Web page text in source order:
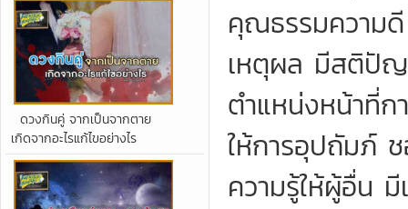
​ดวงกินคู่ จากเป็นจากตาย
เกิดจากอะไรแก้ไขอย่างไร
คุณธรรมความ
เหตุผล มีสติปัญ
ตำแหน่งหน้าที่ก
ให้การอุปถัมภ์
ความรู้ให้ผู้อื่น